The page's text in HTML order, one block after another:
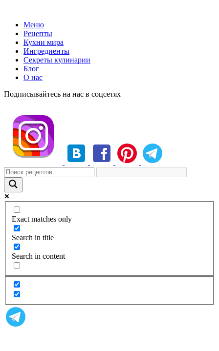
Меню
Рецепты
Кухни мира
Ингредиенты
Секреты кулинарии
Блог
О нас
Подписывайтесь на нас в соцсетях
Exact matches only
Search in title
Search in content